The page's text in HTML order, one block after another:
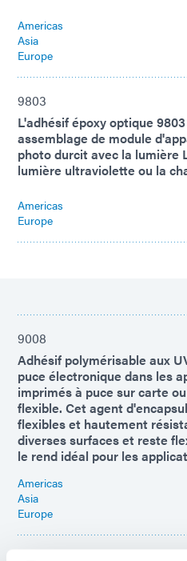
Americas
Asia
Europe
9803
L'adhésif époxy optique
assemblage de module
photo durcit avec la lumière
lumière ultraviolette ou la
Americas
Europe
9008
Adhésif polymérisable aux
puce électronique dans les
imprimés à puce sur carte
flexible. Cet agent
flexibles et hautement
diverses surfaces et reste
le rend idéal pour les
Americas
Asia
Europe